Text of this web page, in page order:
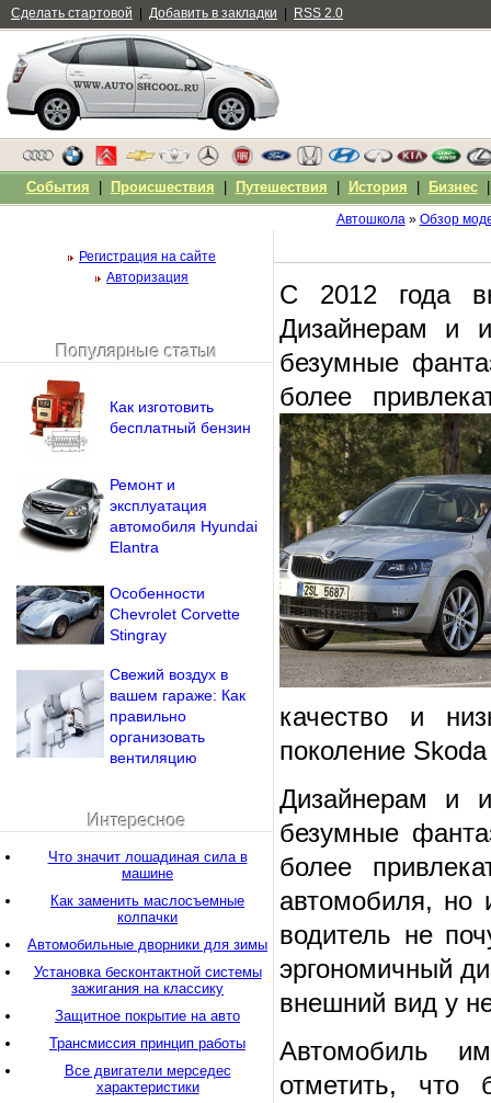
Автошкола» Обзор
С 2012 года
Дизайнерам и
безумные
более
качество и
поколение
Дизайнерам и
безумные
более
автомобиля, но
водитель не
эргономичный
внешний вид у
Автомобиль
отметить, что
Регистрация на сайте
Авторизация
Популярные статьи
Как изготовить
бесплатный бензин
Ремонт и
эксплуатация
автомобиля Нyundai
Еlantra
Особенности
Chevrolet Corvette
Stingray
Свежий воздух в
вашем гараже: Как
правильно
организовать
вентиляцию
Интересное
Что значит лошадиная сила в
машине
Как заменить маслосъемные
колпачки
Автомобильные дворники для зимы
Установка бесконтактной системы
зажигания на классику
Защитное покрытие на авто
Трансмиссия принцип работы
Все двигатели мерседес
характеристики
Сделать стартовой Добавить в закладки RSS 2.0
События Происшествия Путешествия История Бизнес